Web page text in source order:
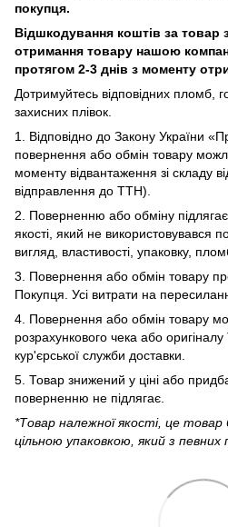
покупця.
Відшкодування коштів за товар
отримання товару нашою
протягом 2-3 днів з моменту
Дотримуйтесь відповідних пломб,
захисних плівок.
1. Відповідно до Закону України
повернення або обмін товару
моменту відвантаження зі складу
відправлення до ТТН).
2. Поверненню або обміну
якості, який не використовувався
вигляд, властивості, упаковку,
3. Повернення або обмін товару
Покупця. Усі витрати на
4. Повернення або обмін товару
розрахункового чека або
кур'єрської служби доставки.
5. Товар знижений у ціні або
поверненню не підлягає.
*Товар належної якості, це
цільною упаковкою, який з певних